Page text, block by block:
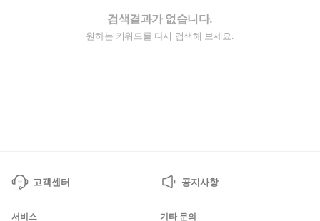
검색결과가 없습니다.
원하는 키워드를 다시 검색해 보세요.
고객센터 공지사항
서비스 기타 문의